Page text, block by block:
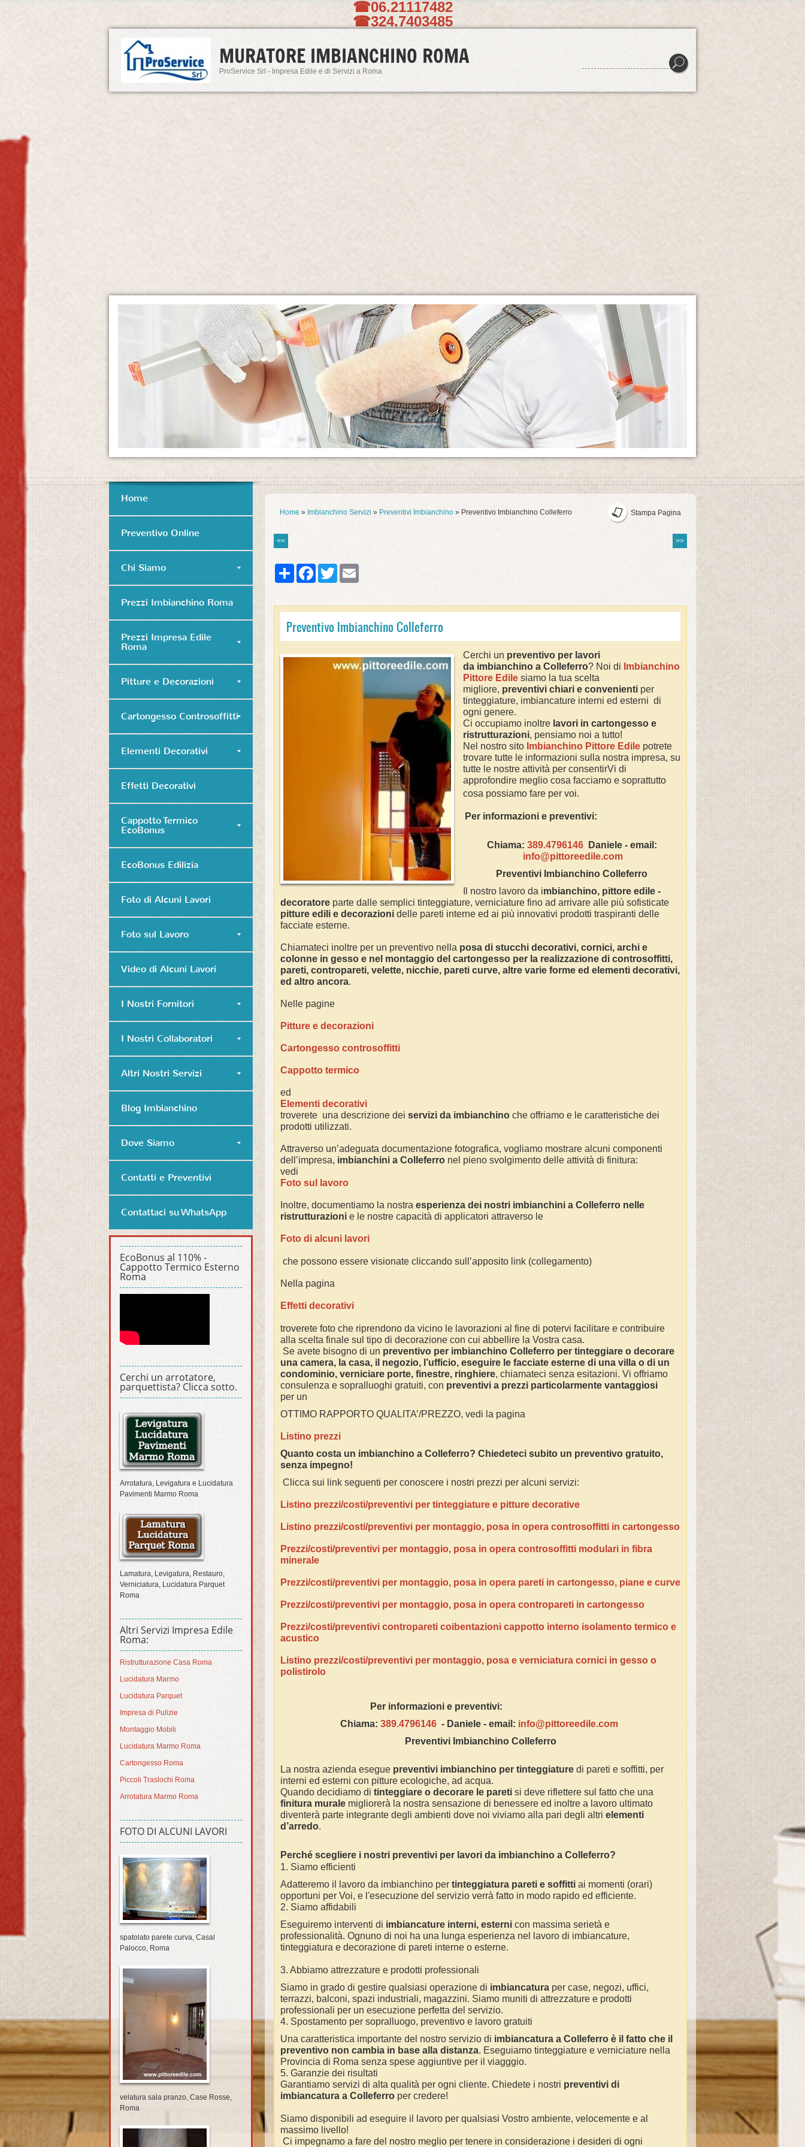
☎06.21117482
☎324.7403485
MURATORE IMBIANCHINO ROMA
ProService Srl - Impresa Edile e di Servizi a Roma
Home » Imbianchino Servizi » Preventivi Imbianchino » Preventivo Imbianchino Colleferro Stampa Pagina
<< >>
Share FacebookTwitter
Preventivo Imbianchino Colleferro
Cerchi un preventivo per lavori
da imbianchino a Colleferro? Noi di Imbianchino
Pittore Edile siamo la tua scelta
migliore, preventivi chiari e convenienti per
tinteggiature, imbiancature interni ed esterni di
ogni genere.
Ci occupiamo inoltre lavori in cartongesso e
ristrutturazioni, pensiamo noi a tutto!
Nel nostro sito Imbianchino Pittore Edile potrete
trovare tutte le informazioni sulla nostra impresa, su
tutte le nostre attività per consentirVi di
approfondire meglio cosa facciamo e soprattutto
cosa possiamo fare per voi.
Per informazioni e preventivi:
Chiama: 389.4796146Daniele - email:
info@pittoreedile.com
Preventivi Imbianchino Colleferro
Il nostro lavoro da imbianchino, pittore edile -
decoratore parte dalle semplici tinteggiature, verniciature fino ad arrivare alle più sofisticate
pitture edili e decorazioni delle pareti interne ed ai più innovativi prodotti traspiranti delle
facciate esterne.
Chiamateci inoltre per un preventivo nella posa di stucchi decorativi, cornici, archi e
colonne in gesso e nel montaggio del cartongesso per la realizzazione di controsoffitti,
pareti, contropareti, velette, nicchie, pareti curve, altre varie forme ed elementi decorativi,
ed altro ancora.
Nelle pagine
Pitture e decorazioni
Cartongesso controsoffitti
Cappotto termico
ed
Elementi decorativi
troverete una descrizione dei servizi da imbianchino che offriamo e le caratteristiche dei
prodotti utilizzati.
Attraverso un’adeguata documentazione fotografica, vogliamo mostrare alcuni componenti
dell’impresa, imbianchini a Colleferro nel pieno svolgimento delle attività di finitura:
vedi
Foto sul lavoro
Inoltre, documentiamo la nostra esperienza dei nostri imbianchini a Colleferro nelle
ristrutturazioni e le nostre capacità di applicatori attraverso le
Foto di alcuni lavori
che possono essere visionate cliccando sull’apposito link (collegamento)
Nella pagina
Effetti decorativi
troverete foto che riprendono da vicino le lavorazioni al fine di potervi facilitare e contribuire
alla scelta finale sul tipo di decorazione con cui abbellire la Vostra casa.
Se avete bisogno di un preventivo per imbianchino Colleferro per tinteggiare o decorare
una camera, la casa, il negozio, l’ufficio, eseguire le facciate esterne di una villa o di un
condominio, verniciare porte, finestre, ringhiere, chiamateci senza esitazioni. Vi offriamo
consulenza e sopralluoghi gratuiti, con preventivi a prezzi particolarmente vantaggiosi
per un
OTTIMO RAPPORTO QUALITA’/PREZZO, vedi la pagina
Listino prezzi
Quanto costa un imbianchino a Colleferro? Chiedeteci subito un preventivo gratuito,
senza impegno!
Clicca sui link seguenti per conoscere i nostri prezzi per alcuni servizi:
Listino prezzi/costi/preventivi per tinteggiature e pitture decorative
Listino prezzi/costi/preventivi per montaggio, posa in opera controsoffitti in cartongesso
Prezzi/costi/preventivi per montaggio, posa in opera controsoffitti modulari in fibra
minerale
Prezzi/costi/preventivi per montaggio, posa in opera pareti in cartongesso, piane e curve
Prezzi/costi/preventivi per montaggio, posa in opera contropareti in cartongesso
Prezzi/costi/preventivi contropareti coibentazioni cappotto interno isolamento termico e
acustico
Listino prezzi/costi/preventivi per montaggio, posa e verniciatura cornici in gesso o
polistirolo
Per informazioni e preventivi:
Chiama: 389.4796146 - Daniele - email: info@pittoreedile.com
Preventivi Imbianchino Colleferro
La nostra azienda esegue preventivi imbianchino per tinteggiature di pareti e soffitti, per
interni ed esterni con pitture ecologiche, ad acqua.
Quando decidiamo di tinteggiare o decorare le pareti si deve riflettere sul fatto che una
finitura murale migliorerà la nostra sensazione di benessere ed inoltre a lavoro ultimato
diventerà parte integrante degli ambienti dove noi viviamo alla pari degli altri elementi
d’arredo.
Perché scegliere i nostri preventivi per lavori da imbianchino a Colleferro?
1. Siamo efficienti
Adatteremo il lavoro da imbianchino per tinteggiatura pareti e soffitti ai momenti (orari)
opportuni per Voi, e l'esecuzione del servizio verrà fatto in modo rapido ed efficiente.
2. Siamo affidabili
Eseguiremo interventi di imbiancature interni, esterni con massima serietà e
professionalità. Ognuno di noi ha una lunga esperienza nel lavoro di imbiancature,
tinteggiatura e decorazione di pareti interne o esterne.
3. Abbiamo attrezzature e prodotti professionali
Siamo in grado di gestire qualsiasi operazione di imbiancatura per case, negozi, uffici,
terrazzi, balconi, spazi industriali, magazzini. Siamo muniti di attrezzature e prodotti
professionali per un esecuzione perfetta del servizio.
4. Spostamento per sopralluogo, preventivo e lavoro gratuiti
Una caratteristica importante del nostro servizio di imbiancatura a Colleferro è il fatto che il
preventivo non cambia in base alla distanza. Eseguiamo tinteggiature e verniciature nella
Provincia di Roma senza spese aggiuntive per il viagggio.
5. Garanzie dei risultati
Garantiamo servizi di alta qualità per ogni cliente. Chiedete i nostri preventivi di
imbiancatura a Colleferro per credere!
Siamo disponibili ad eseguire il lavoro per qualsiasi Vostro ambiente, velocemente e al
massimo livello!
Ci impegnamo a fare del nostro meglio per tenere in considerazione i desideri di ogni
Home
Preventivo Online
Chi Siamo
Prezzi Imbianchino Roma
Prezzi Impresa Edile
Roma
Pitture e Decorazioni
Cartongesso Controsoffitti
Elementi Decorativi
Effetti Decorativi
Cappotto Termico
EcoBonus
EcoBonus Edilizia
Foto di Alcuni Lavori
Foto sul Lavoro
Video di Alcuni Lavori
I Nostri Fornitori
I Nostri Collaboratori
Altri Nostri Servizi
Blog Imbianchino
Dove Siamo
Contatti e Preventivi
Contattaci su WhatsApp
EcoBonus al 110% -
Cappotto Termico Esterno
Roma
Cerchi un arrotatore,
parquettista? Clicca sotto.
Arrotatura, Levigatura e Lucidatura
Pavimenti Marmo Roma
Lamatura, Levigatura, Restauro,
Verniciatura, Lucidatura Parquet
Roma
Altri Servizi Impresa Edile
Roma:
Ristrutturazione Casa Roma
Lucidatura Marmo
Lucidatura Parquet
Impresa di Pulizie
Montaggio Mobili
Lucidatura Marmo Roma
Cartongesso Roma
Piccoli Traslochi Roma
Arrotatura Marmo Roma
FOTO DI ALCUNI LAVORI
spatolato parete curva, Casal
Palocco, Roma
velatura sala pranzo, Case Rosse,
Roma